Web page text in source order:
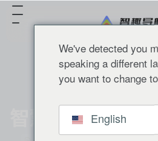
智慧物联
We've detected you
speaking a different
you want to change
English